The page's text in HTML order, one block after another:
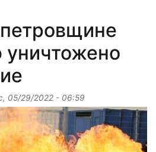
уничтожено
05/29/2022 - 06:59